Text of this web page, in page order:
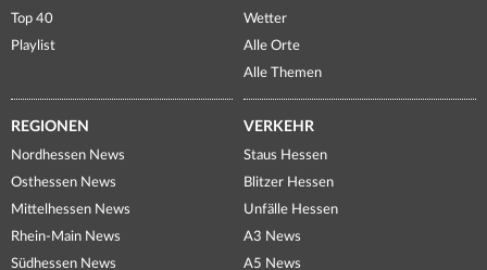
Top 40
Playlist
Wetter
Alle Orte
Alle Themen
REGIONEN
Nordhessen News
Osthessen News
Mittelhessen News
Rhein-Main News
Südhessen News
VERKEHR
Staus Hessen
Blitzer Hessen
Unfälle Hessen
A3 News
A5 News